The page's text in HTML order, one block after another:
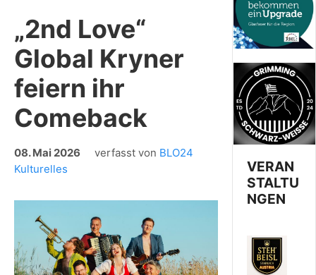
„2nd Love“
Global Kryner
feiern ihr
Comeback
08. Mai 2026 verfasst von BLO24
Kulturelles
VERAN
STALTU
NGEN